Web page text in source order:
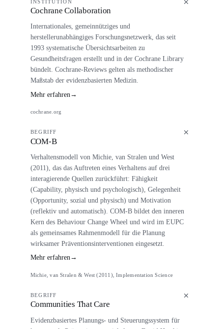
INSTITUTION
Cochrane Collaboration
Internationales, gemeinnütziges und
herstellerunabhängiges Forschungsnetzwerk, das seit
1993 systematische Übersichtsarbeiten zu
Gesundheitsfragen erstellt und in der Cochrane Library
bündelt. Cochrane-Reviews gelten als methodischer
Maßstab der evidenzbasierten Medizin.
Mehr erfahren →
cochrane.org
BEGRIFF
COM-B
Verhaltensmodell von Michie, van Stralen und West
(2011), das das Auftreten eines Verhaltens auf drei
interagierende Quellen zurückführt: Fähigkeit
(Capability, physisch und psychologisch), Gelegenheit
(Opportunity, sozial und physisch) und Motivation
(reflektiv und automatisch). COM-B bildet den inneren
Kern des Behaviour Change Wheel und wird im EUPC
als gemeinsames Rahmenmodell für die Planung
wirksamer Präventionsinterventionen eingesetzt.
Mehr erfahren→
Michie, van Stralen & West (2011), Implementation Science
BEGRIFF
Communities That Care
Evidenzbasiertes Planungs- und Steuerungssystem für